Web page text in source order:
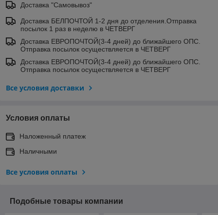
Доставка "Самовывоз"
Доставка БЕЛПОЧТОЙ 1-2 дня до отделения.Отправка
посылок 1 раз в неделю в ЧЕТВЕРГ
Доставка ЕВРОПОЧТОЙ(3-4 дней) до ближайшего ОПС.
Отправка посылок осуществляется в ЧЕТВЕРГ
Доставка ЕВРОПОЧТОЙ(3-4 дней) до ближайшего ОПС.
Отправка посылок осуществляется в ЧЕТВЕРГ
Все условия доставки
Условия оплаты
Наложенный платеж
Наличными
Все условия оплаты
Подобные товары компании